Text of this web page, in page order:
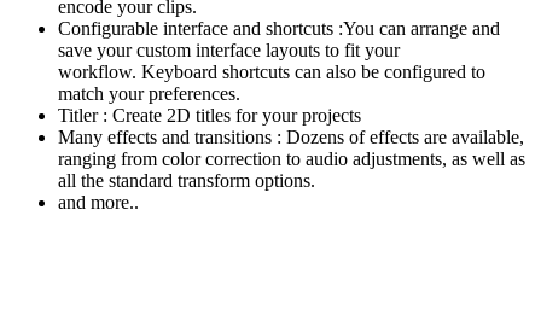
encode your clips.
Configurable interface and shortcuts :You can arrange and
save your custom interface layouts to fit your
workflow. Keyboard shortcuts can also be configured to
match your preferences.
Titler : Create 2D titles for your projects
Many effects and transitions : Dozens of effects are available,
ranging from color correction to audio adjustments, as well as
all the standard transform options.
and more..